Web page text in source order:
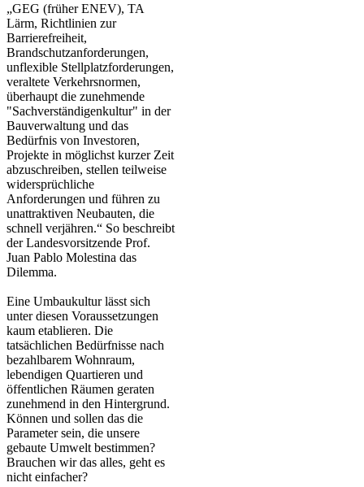
„GEG (früher ENEV), TA
Lärm, Richtlinien zur
Barrierefreiheit,
Brandschutzanforderungen,
unflexible Stellplatzforderungen,
veraltete Verkehrsnormen,
überhaupt die zunehmende
"Sachverständigenkultur" in der
Bauverwaltung und das
Bedürfnis von Investoren,
Projekte in möglichst kurzer Zeit
abzuschreiben, stellen teilweise
widersprüchliche
Anforderungen und führen zu
unattraktiven Neubauten, die
schnell verjähren.“ So beschreibt
der Landesvorsitzende Prof.
Juan Pablo Molestina das
Dilemma.
Eine Umbaukultur lässt sich
unter diesen Voraussetzungen
kaum etablieren. Die
tatsächlichen Bedürfnisse nach
bezahlbarem Wohnraum,
lebendigen Quartieren und
öffentlichen Räumen geraten
zunehmend in den Hintergrund.
Können und sollen das die
Parameter sein, die unsere
gebaute Umwelt bestimmen?
Brauchen wir das alles, geht es
nicht einfacher?